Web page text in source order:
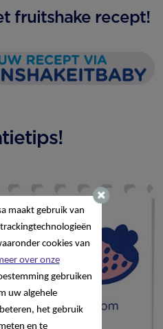
fruitshake recept!
maakt gebruik van
cookies van
over onze
gebruiken
uw algehele
het gebruik
en te